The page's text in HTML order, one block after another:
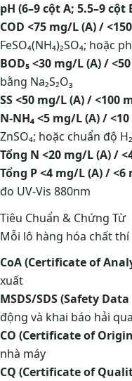
pH (6–9 cột A; 5.5–9 cột
COD <75 mg/L (A) /
FeSO₄(NH₄)₂SO₄;
BOD₅ <30 mg/L (A) /
bằng Na₂S₂O₃
SS <50 mg/L (A) / <100
N-NH₄ <5 mg/L (A) /
ZnSO₄; hoặc chuẩn độ
Tổng N <20 mg/L (A) /
Tổng P <4 mg/L (A) / <6
đo UV-Vis 880nm
Tiêu Chuẩn & Chứng Từ
Mỗi lô hàng hóa chất
CoA (Certificate of
xuất
MSDS/SDS (Safety
động và khai báo hải
CO (Certificate of
nhà máy
CQ (Certificate of